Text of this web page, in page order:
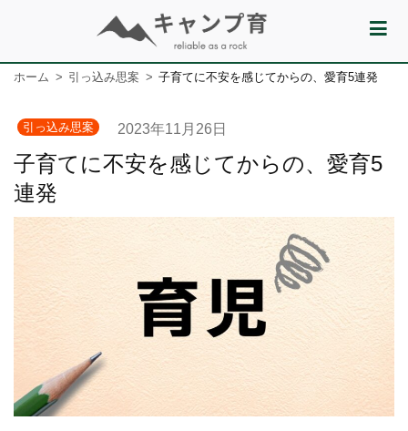
ホーム 引っ込み思案 子育てに不安を感じてからの、愛育5連発
引っ込み思案 2023年11月26日
子育てに不安を感じてからの、愛育5
連発